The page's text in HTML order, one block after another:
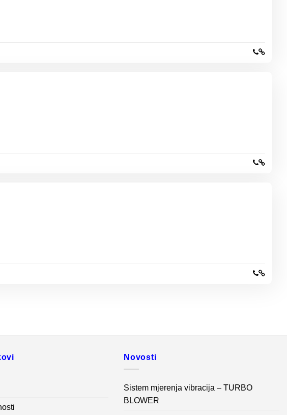
Novosti
Sistem mjerenja vibracija – TURBO
BLOWER